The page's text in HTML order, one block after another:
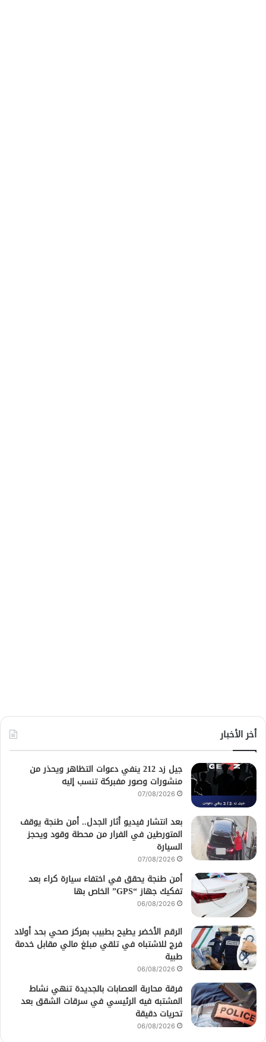
أخر الأخبار
جيل زد 212 ينفي دعوات التظاهر ويحذر من
منشورات وصور مفبركة تنسب إليه
07/08/2026
بعد انتشار فيديو أثار الجدل.. أمن طنجة يوقف
المتورطين في الفرار من محطة وقود ويحجز
السيارة
07/08/2026
أمن طنجة يحقق في اختفاء سيارة كراء بعد
تفكيك جهاز “GPS” الخاص بها
06/08/2026
الرقم الأخضر يطيح بطبيب بمركز صحي بحد أولاد
فرج للاشتباه في تلقي مبلغ مالي مقابل خدمة
طبية
06/08/2026
فرقة محاربة العصابات بالجديدة تنهي نشاط
المشتبه فيه الرئيسي في سرقات الشقق بعد
تحريات دقيقة
06/08/2026